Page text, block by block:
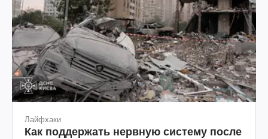
Лайфхаки
Как поддержать нервную систему после